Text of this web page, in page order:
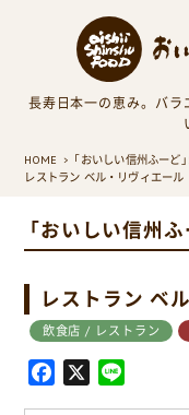
長寿日本一の恵み。バラ
HOME 「おいしい信州ふーど
レストラン ベル・リヴィエール
「おいしい信州ふ
レストラン ベ
飲食店 / レストラン
X